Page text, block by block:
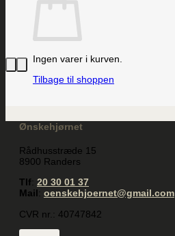
Ingen varer i kurven.
Tilbage til shoppen
Ønskehjørnet
Rådhusstræde 15
8900 Randers
Tlf: 20 30 01 37
Mail: oenskehjoernet@gmail.com
CVR nr.: 40747842